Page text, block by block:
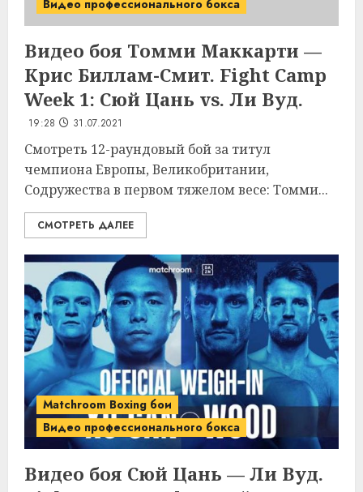
Видео профессионального бокса
Видео боя Томми Маккарти —
Крис Биллам-Смит. Fight Camp
Week 1: Сюй Цань vs. Ли Вуд.
19:28 31.07.2021
Смотреть 12-раундовый бой за титул
чемпиона Европы, Великобритании,
Содружества в первом тяжелом весе: Томми...
СМОТРЕТЬ ДАЛЕЕ
Matchroom Boxing бои
Видео профессионального бокса
Видео боя Сюй Цань — Ли Вуд.